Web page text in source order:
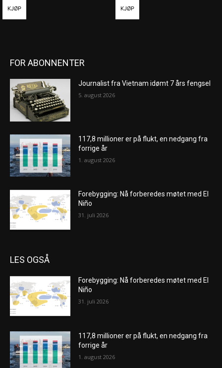
KJØP KJØP
FOR ABONNENTER
Journalist fra Vietnam idømt 7 års fengsel
5. august 2026
117,8 millioner er på flukt, en nedgang fra
forrige år
1. august 2026
Forebygging: Nå forberedes møtet med El
Niño
31. juli 2026
LES OGSÅ
Forebygging: Nå forberedes møtet med El
Niño
31. juli 2026
117,8 millioner er på flukt, en nedgang fra
forrige år
1. august 2026